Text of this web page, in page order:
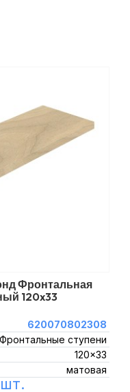
Фронтальная
120x33
620070802308
Фронтальные ступени
120x33
матовая